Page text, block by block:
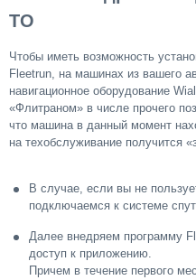
ТО
Чтобы иметь возможность
Fleetrun, на машинах из вашего
навигационное оборудование
«Флитраном» в числе прочего
что машина в данный момент
на техобслуживание получится
В случае, если вы не
подключаемся к системе
Далее внедряем программу
доступ к приложению.
Причем в течение первого